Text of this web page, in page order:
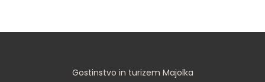
Gostinstvo in turizem Majolka